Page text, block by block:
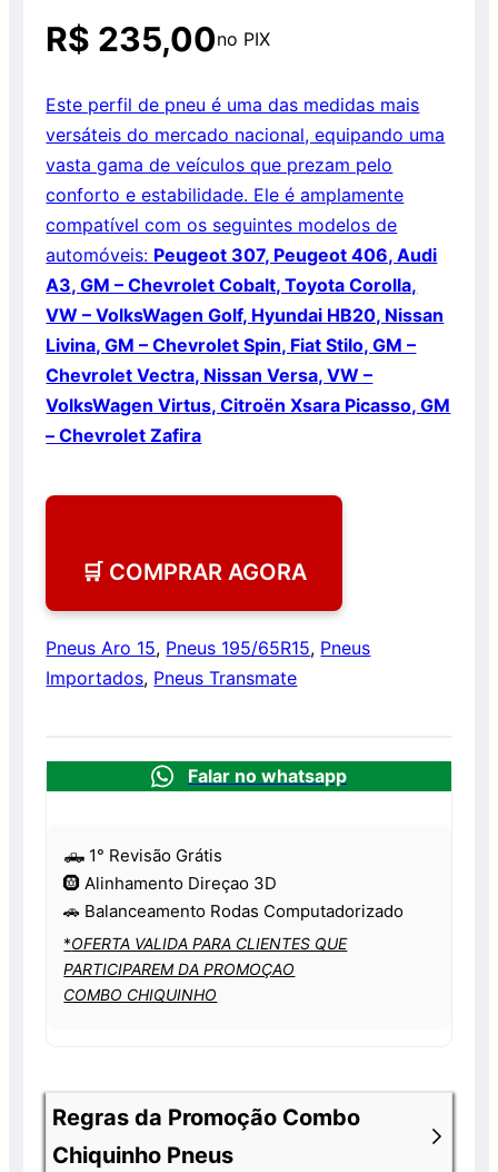
R$ 235,00no PIX
Este perfil de pneu é uma das medidas mais
versáteis do mercado nacional, equipando uma
vasta gama de veículos que prezam pelo
conforto e estabilidade. Ele é amplamente
compatível com os seguintes modelos de
automóveis: Peugeot 307, Peugeot 406, Audi
A3, GM – Chevrolet Cobalt, Toyota Corolla,
VW – VolksWagen Golf, Hyundai HB20, Nissan
Livina, GM – Chevrolet Spin, Fiat Stilo, GM –
Chevrolet Vectra, Nissan Versa, VW –
VolksWagen Virtus, Citroën Xsara Picasso, GM
– Chevrolet Zafira
🛒 COMPRAR AGORA
Pneus Aro 15, Pneus 195/65R15, Pneus
Importados, Pneus Transmate
Falar no whatsapp
🛻 1° Revisão Grátis
🛞 Alinhamento Direçao 3D
🚗 Balanceamento Rodas Computadorizado
*OFERTA VALIDA PARA CLIENTES QUE
PARTICIPAREM DA PROMOÇAO
COMBO CHIQUINHO
Regras da Promoção Combo
Chiquinho Pneus